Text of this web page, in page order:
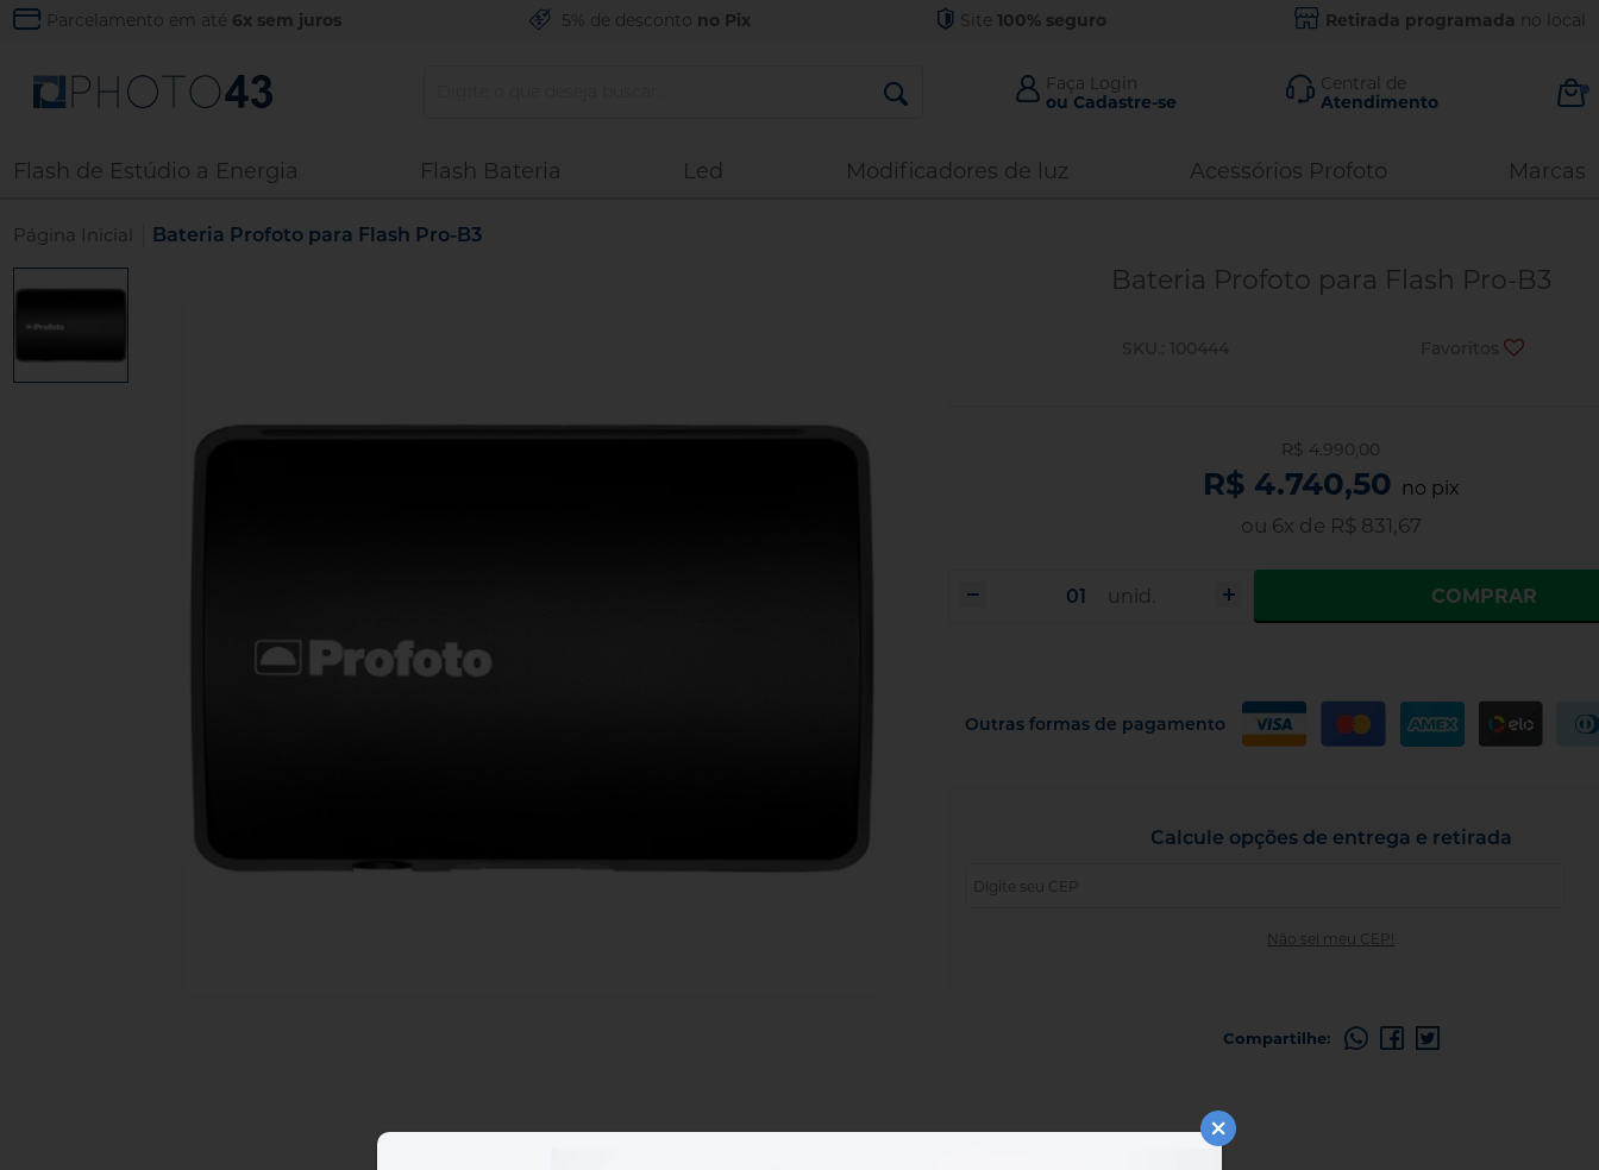
Parcelamento em até 6x sem juros 5% de desconto no Pix Site100% seguro Retirada programada no local
Faça Login
ou Cadastre-se
Central de
Atendimento
Técnica
Email
contato@photo43.com.br
Flash de Estúdio a Energia Flash Bateria Led Modificadores de luz Acessórios Profoto Marcas
Página Inicial Bateria Profoto para Flash Pro-B3
Bateria Profoto para Flash Pro-B3
R$ 4.990,00
ou 6x de R$ 831,67
R$ 4.740,50 no pix
unid. COMPRAR
Outras formas de pagamento
Calcule opções de entrega e retirada
Não sei meu CEP!
Compartilhe: